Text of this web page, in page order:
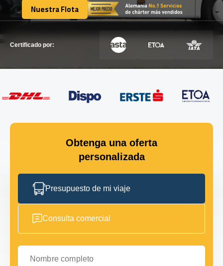
Nuestra Flota
Nuestra Flota
Certificado por:
Obtenga una oferta
personalizada
Presupuesto de mi viaje
Consulta comercial
Nombre completo